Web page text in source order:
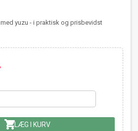
yuzu - i praktisk og prisbevidst
LÆG I KURV